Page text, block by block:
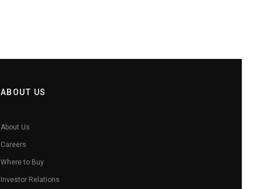
ABOUT US
About Us
Careers
Where to Buy
Investor Relations